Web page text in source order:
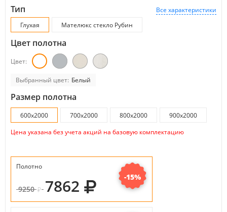
Все характеристики
Тип
Глухая Мателюкс стекло Рубин
Цвет полотна
Цвет:
Выбранный цвет: Белый
Размер полотна
600x2000 700x2000 800x2000
900x2000
Цена указана без учета акций на базовую комплектацию
Полотно
-15%
9250
7862